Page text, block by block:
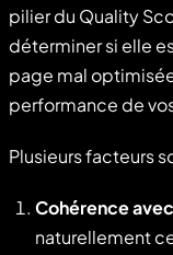
pilier du Quality
déterminer si elle
page mal
performance de
Plusieurs facteurs
Cohérence
naturellement